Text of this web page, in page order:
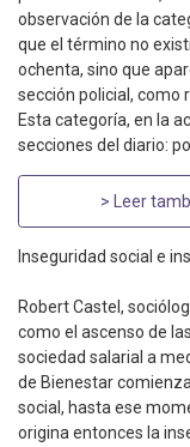
observación de la
que el término no
ochenta, sino que
sección policial, como
Esta categoría, en la
secciones del diario:
> Leer
Inseguridad social e
Robert Castel,
como el ascenso de
sociedad salarial a
de Bienestar
social, hasta ese
origina entonces la